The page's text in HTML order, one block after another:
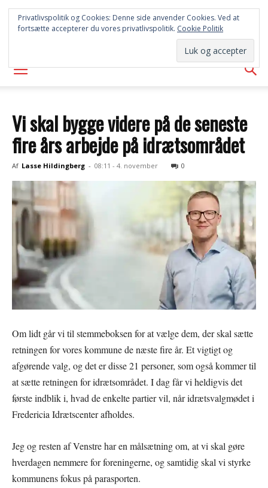
SYD
AVISEN
Vi skal bygge videre på de seneste
fire års arbejde på idrætsområdet
Af Lasse Hildingberg - 08:11 - 4. november 0
Om lidt går vi til stemmeboksen for at vælge dem, der skal sætte
retningen for vores kommune de næste fire år. Et vigtigt og
afgørende valg, og det er disse 21 personer, som også kommer til
at sætte retningen for idrætsområdet. I dag får vi heldigvis det
første indblik i, hvad de enkelte partier vil, når idrætsvalgmødet i
Fredericia Idrætscenter afholdes.
Jeg og resten af Venstre har en målsætning om, at vi skal gøre
hverdagen nemmere for foreningerne, og samtidig skal vi styrke
kommunens fokus på parasporten.
Privatlivspolitik og Cookies: Denne side anvender Cookies. Ved at
fortsætte accepterer du vores privatlivspolitik. Cookie Politik